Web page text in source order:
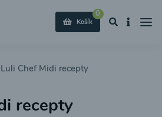
0
Košík
Luli Chef Midi recepty
recepty